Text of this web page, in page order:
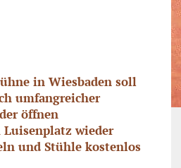
in Wiesbaden soll
umfangreicher
öffnen
wieder
und Stühle kostenlos